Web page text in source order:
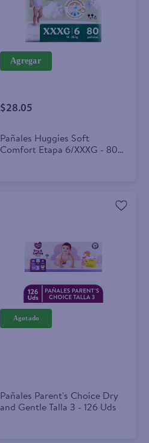
Agregar
$28.05
Pañales Huggies Soft
Comfort Etapa 6/XXXG - 80
Pañales Parent's Choice Dry
and Gentle Talla 3 - 126 Uds